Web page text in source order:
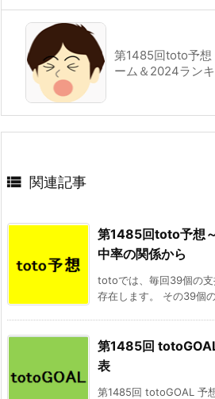
第1485回toto予想
ーム＆2024ラン
 関連記事
第1485回toto予想
中率の関係から
totoでは、毎回39個の
存在します。 その39個
第1485回
表
第1485回 totoGOAL 予